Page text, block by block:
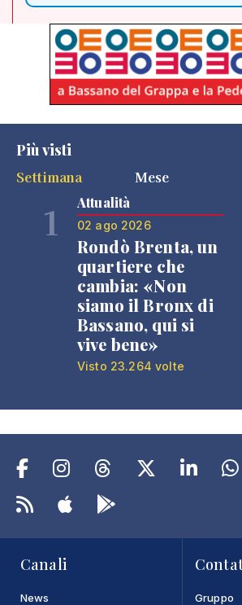
Più visti
Settimana
Mese
1 Attualità
02 ago 2026
Rondò Brenta, un
quartiere che
cambia: «Non
siamo il Bronx di
Bassano, qui si
vive bene»
Visto 23.264 volte
Canali
News
Gruppo